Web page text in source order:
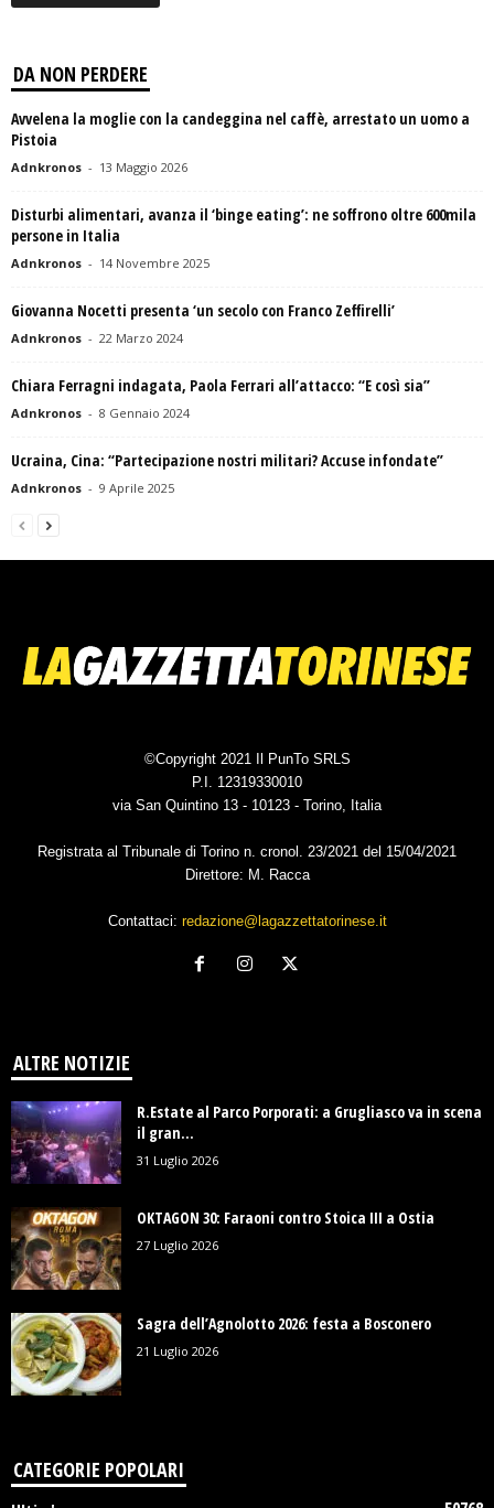
DA NON PERDERE
Avvelena la moglie con la candeggina nel caffè, arrestato un uomo a
Pistoia
Adnkronos - 13 Maggio 2026
Disturbi alimentari, avanza il ‘binge eating’: ne soffrono oltre 600mila
persone in Italia
Adnkronos - 14 Novembre 2025
Giovanna Nocetti presenta ‘un secolo con Franco Zeffirelli’
Adnkronos - 22 Marzo 2024
Chiara Ferragni indagata, Paola Ferrari all’attacco: “E così sia”
Adnkronos - 8 Gennaio 2024
Ucraina, Cina: “Partecipazione nostri militari? Accuse infondate”
Adnkronos - 9 Aprile 2025
©Copyright 2021 Il PunTo SRLS
P.I. 12319330010
via San Quintino 13 - 10123 - Torino, Italia
Registrata al Tribunale di Torino n. cronol. 23/2021 del 15/04/2021
Direttore: M. Racca
Contattaci: redazione@lagazzettatorinese.it
ALTRE NOTIZIE
R.Estate al Parco Porporati: a Grugliasco va in scena
il gran...
31 Luglio 2026
OKTAGON 30: Faraoni contro Stoica III a Ostia
27 Luglio 2026
Sagra dell’Agnolotto 2026: festa a Bosconero
21 Luglio 2026
CATEGORIE POPOLARI